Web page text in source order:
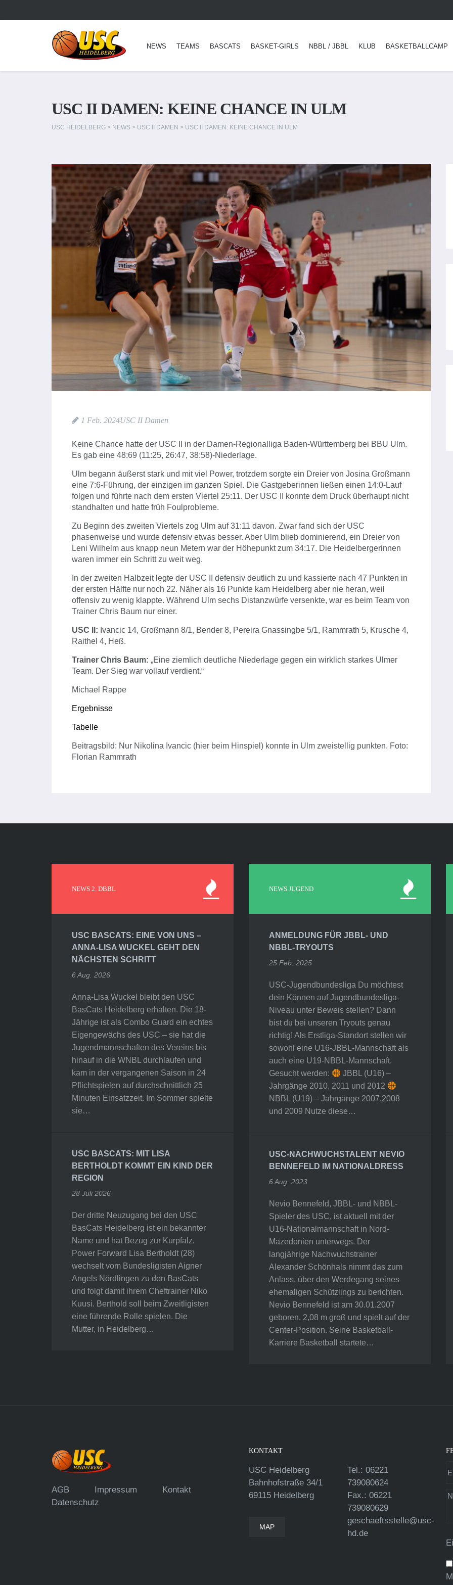
NEWS TEAMS BASCATS BASKET-GIRLS NBBL / JBBL KLUB BASKETBALLCAMP
USC II DAMEN: KEINE CHANCE IN ULM
USC HEIDELBERG > NEWS > USC II DAMEN > USC II DAMEN: KEINE CHANCE IN ULM
1 Feb. 2024USC II Damen
Keine Chance hatte der USC II in der Damen-Regionalliga Baden-Württemberg bei BBU Ulm.
Es gab eine 48:69 (11:25, 26:47, 38:58)-Niederlage.
Ulm begann äußerst stark und mit viel Power, trotzdem sorgte ein Dreier von Josina Großmann
eine 7:6-Führung, der einzigen im ganzen Spiel. Die Gastgeberinnen ließen einen 14:0-Lauf
folgen und führte nach dem ersten Viertel 25:11. Der USC II konnte dem Druck überhaupt nicht
standhalten und hatte früh Foulprobleme.
Zu Beginn des zweiten Viertels zog Ulm auf 31:11 davon. Zwar fand sich der USC
phasenweise und wurde defensiv etwas besser. Aber Ulm blieb dominierend, ein Dreier von
Leni Wilhelm aus knapp neun Metern war der Höhepunkt zum 34:17. Die Heidelbergerinnen
waren immer ein Schritt zu weit weg.
In der zweiten Halbzeit legte der USC II defensiv deutlich zu und kassierte nach 47 Punkten in
der ersten Hälfte nur noch 22. Näher als 16 Punkte kam Heidelberg aber nie heran, weil
offensiv zu wenig klappte. Während Ulm sechs Distanzwürfe versenkte, war es beim Team von
Trainer Chris Baum nur einer.
USC II: Ivancic 14, Großmann 8/1, Bender 8, Pereira Gnassingbe 5/1, Rammrath 5, Krusche 4,
Raithel 4, Heß.
Trainer Chris Baum: „Eine ziemlich deutliche Niederlage gegen ein wirklich starkes Ulmer
Team. Der Sieg war vollauf verdient.“
Michael Rappe
Ergebnisse
Tabelle
Beitragsbild: Nur Nikolina Ivancic (hier beim Hinspiel) konnte in Ulm zweistellig punkten. Foto:
Florian Rammrath
NEWS 2. DBBL
USC BASCATS: EINE VON UNS –
ANNA-LISA WUCKEL GEHT DEN
NÄCHSTEN SCHRITT
6 Aug. 2026
Anna-Lisa Wuckel bleibt den USC
BasCats Heidelberg erhalten. Die 18-
Jährige ist als Combo Guard ein echtes
Eigengewächs des USC – sie hat die
Jugendmannschaften des Vereins bis
hinauf in die WNBL durchlaufen und
kam in der vergangenen Saison in 24
Pflichtspielen auf durchschnittlich 25
Minuten Einsatzzeit. Im Sommer spielte
sie…
USC BASCATS: MIT LISA
BERTHOLDT KOMMT EIN KIND DER
REGION
28 Juli 2026
Der dritte Neuzugang bei den USC
BasCats Heidelberg ist ein bekannter
Name und hat Bezug zur Kurpfalz.
Power Forward Lisa Bertholdt (28)
wechselt vom Bundesligisten Aigner
Angels Nördlingen zu den BasCats
und folgt damit ihrem Cheftrainer Niko
Kuusi. Berthold soll beim Zweitligisten
eine führende Rolle spielen. Die
Mutter, in Heidelberg…
NEWS JUGEND
ANMELDUNG FÜR JBBL- UND
NBBL-TRYOUTS
25 Feb. 2025
USC-Jugendbundesliga Du möchtest
dein Können auf Jugendbundesliga-
Niveau unter Beweis stellen? Dann
bist du bei unseren Tryouts genau
richtig! Als Erstliga-Standort stellen wir
sowohl eine U16-JBBL-Mannschaft als
auch eine U19-NBBL-Mannschaft.
Gesucht werden:
JBBL (U16) –
Jahrgänge 2010, 2011 und 2012
NBBL (U19) – Jahrgänge 2007,2008
und 2009 Nutze diese…
USC-NACHWUCHSTALENT NEVIO
BENNEFELD IM NATIONALDRESS
6 Aug. 2023
Nevio Bennefeld, JBBL- und NBBL-
Spieler des USC, ist aktuell mit der
U16-Nationalmannschaft in Nord-
Mazedonien unterwegs. Der
langjährige Nachwuchstrainer
Alexander Schönhals nimmt das zum
Anlass, über den Werdegang seines
ehemaligen Schützlings zu berichten.
Nevio Bennefeld ist am 30.01.2007
geboren, 2,08 m groß und spielt auf der
Center-Position. Seine Basketball-
Karriere Basketball startete…
AGB Impressum
Kontakt
Datenschutz
KONTAKT
USC Heidelberg
Bahnhofstraße 34/1
69115 Heidelberg
MAP
Tel.: 06221
739080624
Fax.: 06221
739080629
geschaeftsstelle@usc-
hd.de